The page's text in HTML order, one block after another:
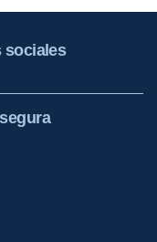
sociales